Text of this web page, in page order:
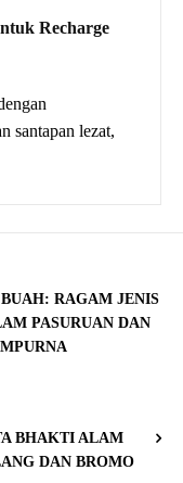
Recharge
santapan lezat,
RAGAM JENIS
PASURUAN DAN
BHAKTI ALAM
DAN BROMO